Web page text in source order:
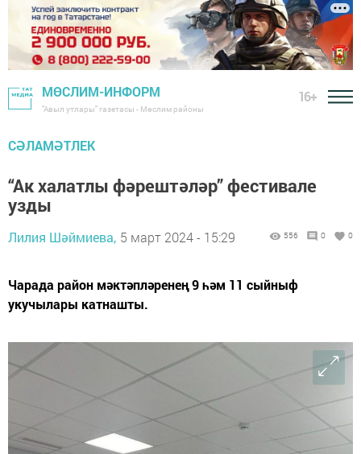
МӨСЛИМ-ИНФОРМ
"Авыл утлары" газетасы - Мөслим районы
16+
СӘЛАМӘТЛЕК
“Ак халатлы фәрештәләр” фестивале
узды
Лилия Шәймиева, 5 март 2024 - 15:29 556 0 0
Чарада район мәктәпләренең 9 һәм 11 сыйныф
укучылары катнашты.